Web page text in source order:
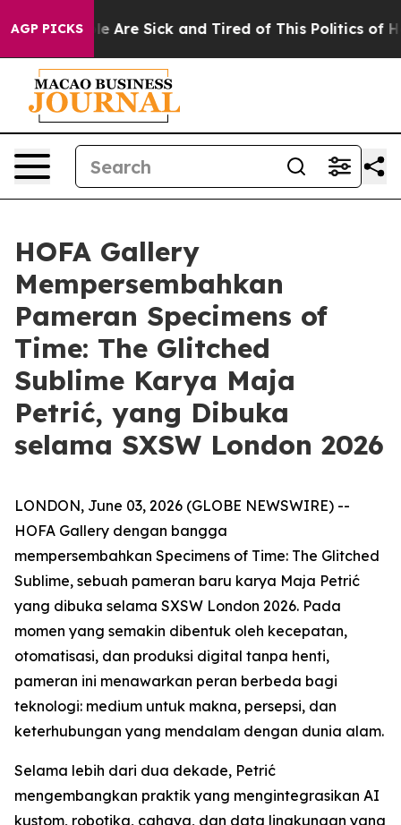
AGP PICKS
“People Are Sick and Tired of This Politics of
HOFA Gallery
Mempersembahkan
Pameran Specimens of
Time: The Glitched
Sublime Karya Maja
Petrić, yang Dibuka
selama SXSW London 2026
LONDON, June 03, 2026 (GLOBE NEWSWIRE) --
HOFA Gallery dengan bangga
mempersembahkan Specimens of Time: The Glitched
Sublime, sebuah pameran baru karya Maja Petrić
yang dibuka selama SXSW London 2026. Pada
momen yang semakin dibentuk oleh kecepatan,
otomatisasi, dan produksi digital tanpa henti,
pameran ini menawarkan peran berbeda bagi
teknologi: medium untuk makna, persepsi, dan
keterhubungan yang mendalam dengan dunia alam.
Selama lebih dari dua dekade, Petrić
mengembangkan praktik yang mengintegrasikan AI
kustom, robotika, cahaya, dan data lingkungan yang